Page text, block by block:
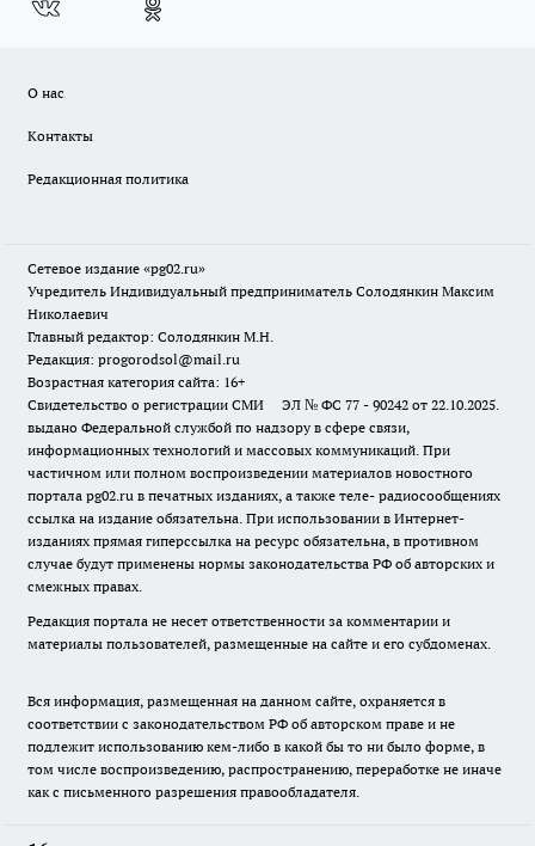
О нас
Контакты
Редакционная политика
Сетевое издание «pg02.ru»
Учредитель Индивидуальный предприниматель Солодянкин Максим
Николаевич
Главный редактор: Солодянкин М.Н.
Редакция: progorodsol@mail.ru
Возрастная категория сайта: 16+
Свидетельство о регистрации СМИ ЭЛ № ФС 77 - 90242 от 22.10.2025.
выдано Федеральной службой по надзору в сфере связи,
информационных технологий и массовых коммуникаций. При
частичном или полном воспроизведении материалов новостного
портала pg02.ru в печатных изданиях, а также теле- радиосообщениях
ссылка на издание обязательна. При использовании в Интернет-
изданиях прямая гиперссылка на ресурс обязательна, в противном
случае будут применены нормы законодательства РФ об авторских и
смежных правах.
Редакция портала не несет ответственности за комментарии и
материалы пользователей, размещенные на сайте и его субдоменах.
Вся информация, размещенная на данном сайте, охраняется в
соответствии с законодательством РФ об авторском праве и не
подлежит использованию кем-либо в какой бы то ни было форме, в
том числе воспроизведению, распространению, переработке не иначе
как с письменного разрешения правообладателя.